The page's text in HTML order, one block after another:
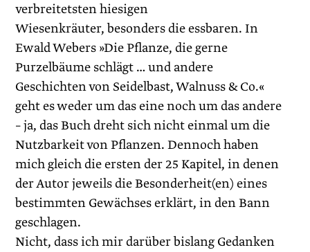
verbreitetsten hiesigen
Wiesenkräuter, besonders die essbaren. In
Ewald Webers »Die Pflanze, die gerne
Purzelbäume schlägt … und andere
Geschichten von Seidelbast, Walnuss & Co.«
geht es weder um das eine noch um das andere
– ja, das Buch dreht sich nicht einmal um die
Nutzbarkeit von Pflanzen. Dennoch haben
mich gleich die ersten der 25 Kapitel, in denen
der Autor jeweils die Besonderheit(en) eines
bestimmten Gewächses erklärt, in den Bann
geschlagen.
Nicht, dass ich mir darüber bislang Gedan­ken